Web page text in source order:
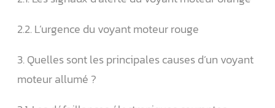
2.2. L’urgence du voyant moteur rouge
3. Quelles sont les principales causes d’un voyant
moteur allumé ?